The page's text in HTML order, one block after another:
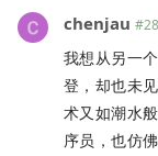
chenjau #28
我想从另一
登，却也未
术又如潮水
序员，也仿